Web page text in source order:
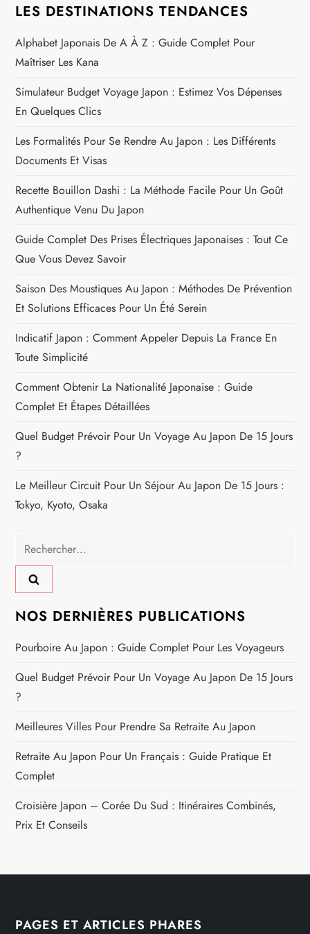
a
t
i
o
n
d
e
l
’
a
r
t
i
c
l
e
LES DESTINATIONS TENDANCES
Alphabet Japonais De A À Z : Guide Complet Pour
Maîtriser Les Kana
Simulateur Budget Voyage Japon : Estimez Vos Dépenses
En Quelques Clics
Les Formalités Pour Se Rendre Au Japon : Les Différents
Documents Et Visas
Recette Bouillon Dashi : La Méthode Facile Pour Un Goût
Authentique Venu Du Japon
Guide Complet Des Prises Électriques Japonaises : Tout Ce
Que Vous Devez Savoir
Saison Des Moustiques Au Japon : Méthodes De Prévention
Et Solutions Efficaces Pour Un Été Serein
Indicatif Japon : Comment Appeler Depuis La France En
Toute Simplicité
Comment Obtenir La Nationalité Japonaise : Guide
Complet Et Étapes Détaillées
Quel Budget Prévoir Pour Un Voyage Au Japon De 15 Jours
?
Le Meilleur Circuit Pour Un Séjour Au Japon De 15 Jours :
Tokyo, Kyoto, Osaka
Rechercher :
NOS DERNIÈRES PUBLICATIONS
Pourboire Au Japon : Guide Complet Pour Les Voyageurs
Quel Budget Prévoir Pour Un Voyage Au Japon De 15 Jours
?
Meilleures Villes Pour Prendre Sa Retraite Au Japon
Retraite Au Japon Pour Un Français : Guide Pratique Et
Complet
Croisière Japon – Corée Du Sud : Itinéraires Combinés,
Prix Et Conseils
PAGES ET ARTICLES PHARES